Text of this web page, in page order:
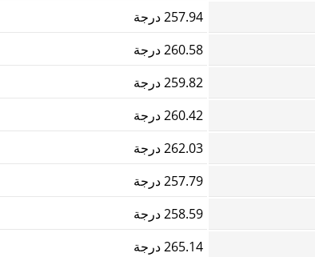
257.94 درجة
260.58 درجة
259.82 درجة
260.42 درجة
262.03 درجة
257.79 درجة
258.59 درجة
265.14 درجة